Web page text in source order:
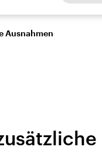
Europa
Iran
Ausnahmen